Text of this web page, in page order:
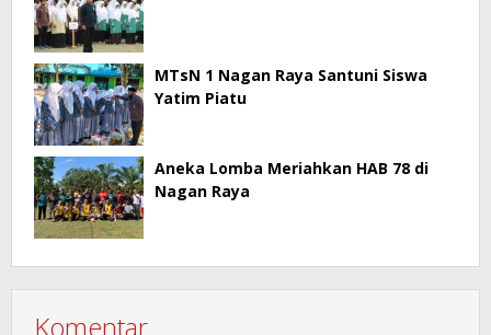
MTsN 1 Nagan Raya Santuni Siswa
Yatim Piatu
Aneka Lomba Meriahkan HAB 78 di
Nagan Raya
Komentar